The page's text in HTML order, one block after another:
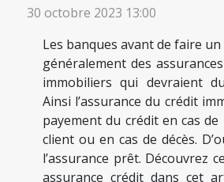
30 octobre 2023 13:00
Les banques avant de faire
généralement des
immobiliers qui devraient
Ainsi l’assurance du crédit
payement du crédit en cas
client ou en cas de décès.
l’assurance prêt. Découvrez
assurance crédit dans cet